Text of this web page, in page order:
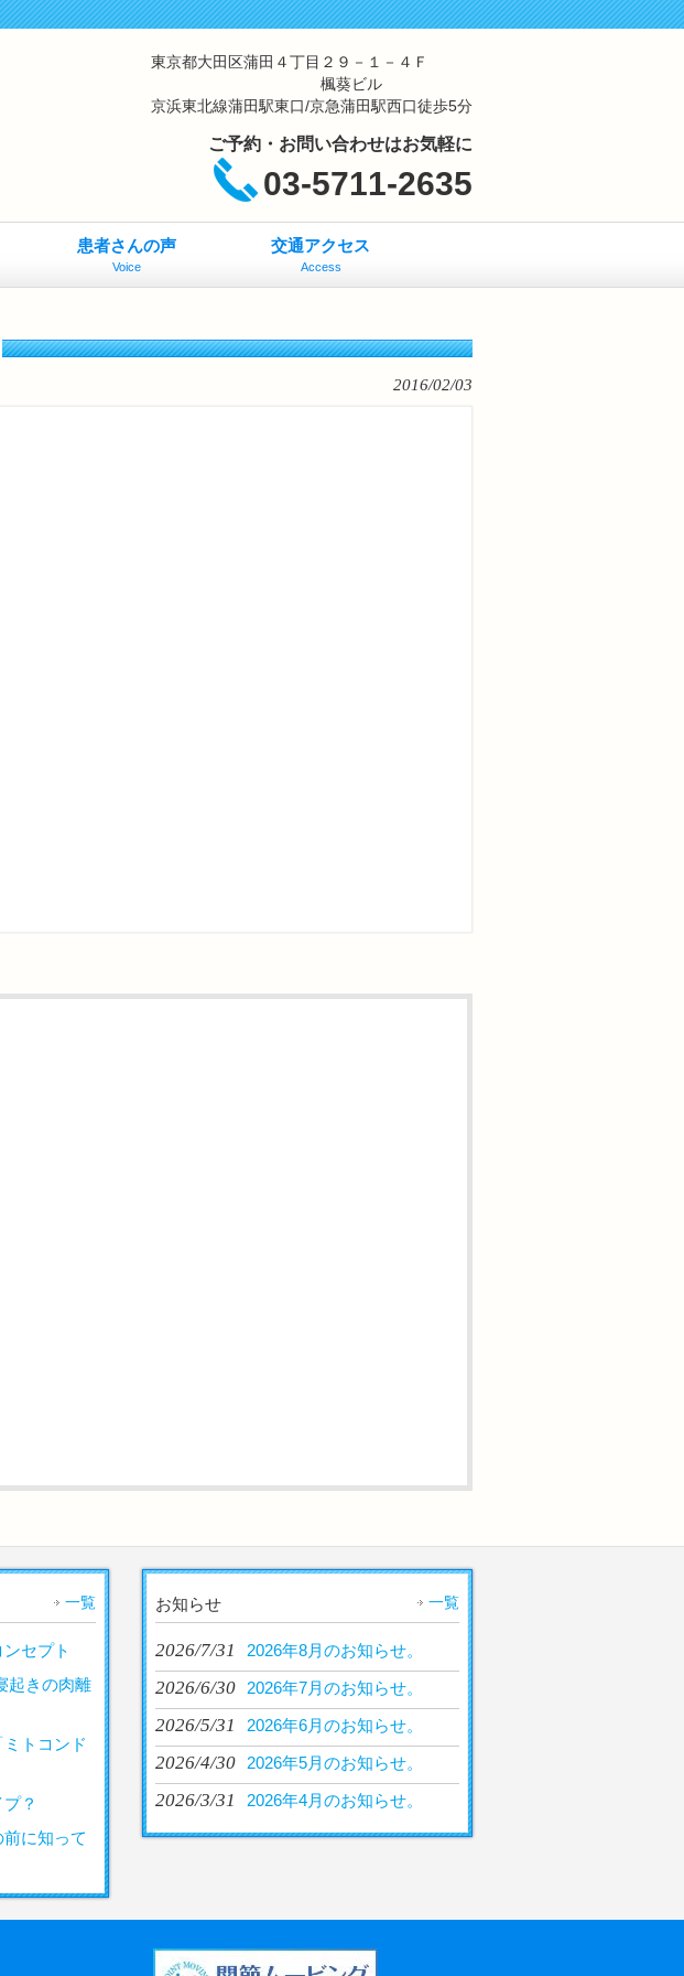
東京都大田区蒲田４丁目２９－１－４Ｆ
楓葵ビル
京浜東北線蒲田駅東口/京急蒲田駅西口徒歩5分
ご予約・お問い合わせはお気軽に
03-5711-2635
患者さんの声
Voice
交通アクセス
Access
2016/02/03
一覧
セプト
起きの肉離
トコンド
？
前に知って
お知らせ 一覧
2026/7/31 2026年8月のお知らせ。
2026/6/30 2026年7月のお知らせ。
2026/5/31 2026年6月のお知らせ。
2026/4/30 2026年5月のお知らせ。
2026/3/31 2026年4月のお知らせ。